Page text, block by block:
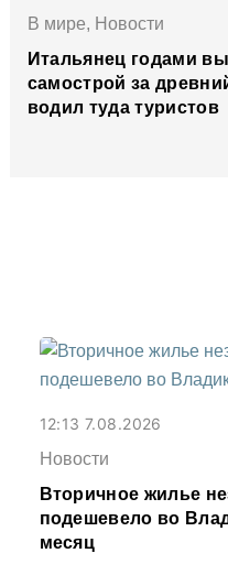
В мире, Новости
Итальянец годами
самострой за
водил туда туристов
12:13 7.08.2026
Новости
Вторичное жилье
подешевело во
месяц